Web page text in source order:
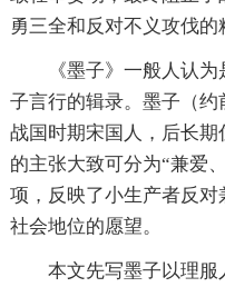
勇三全和反对不义攻伐的
《墨子》一般人认
子言行的辑录。墨子（
战国时期宋国人，后长
的主张大致可分为“兼爱
项，反映了小生产者反
社会地位的愿望。
本文先写墨子以理